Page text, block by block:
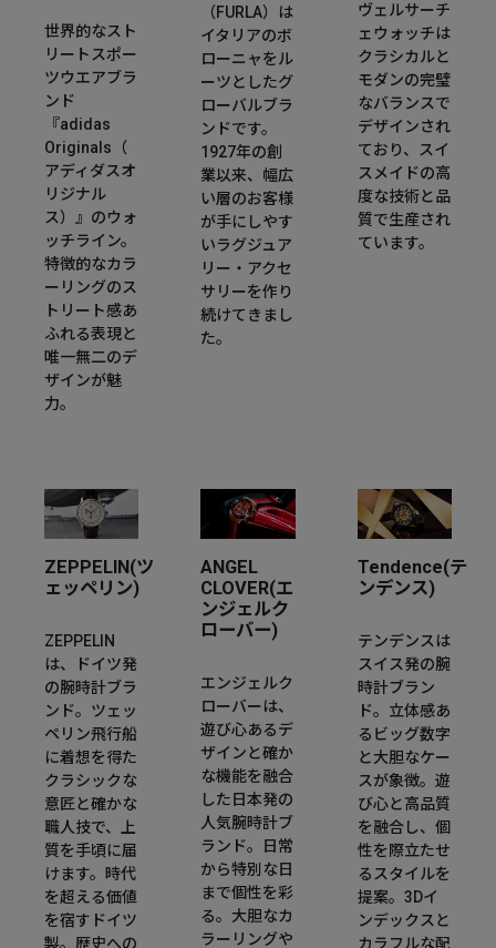
世界的なスト
リートスポー
ツウエアブラ
ンド
『adidas
Originals（
アディダスオ
リジナル
ス）』のウォ
ッチライン。
特徴的なカラ
ーリングのス
トリート感あ
ふれる表現と
唯一無二のデ
ザインが魅
力。
（FURLA）は
イタリアのボ
ローニャをル
ーツとしたグ
ローバルブラ
ンドです。
1927年の創
業以来、幅広
い層のお客様
が手にしやす
いラグジュア
リー・アクセ
サリーを作り
続けてきまし
た。
ヴェルサーチ
ェウォッチは
クラシカルと
モダンの完璧
なバランスで
デザインされ
ており、スイ
スメイドの高
度な技術と品
質で生産され
ています。​
ZEPPELIN(ツ
ェッペリン)
ZEPPELIN
は、ドイツ発
の腕時計ブラ
ンド。ツェッ
ペリン飛行船
に着想を得た
クラシックな
意匠と確かな
職人技で、上
質を手頃に届
けます。時代
を超える価値
を宿すドイツ
製。歴史への
ANGEL
CLOVER(エ
ンジェルク
ローバー)
エンジェルク
ローバーは、
遊び心あるデ
ザインと確か
な機能を融合
した日本発の
人気腕時計ブ
ランド。日常
から特別な日
まで個性を彩
る。大胆なカ
ラーリングや
Tendence(テ
ンデンス)
テンデンスは
スイス発の腕
時計ブラン
ド。立体感あ
るビッグ数字
と大胆なケー
スが象徴。遊
び心と高品質
を融合し、個
性を際立たせ
るスタイルを
提案。3Dイ
ンデックスと
カラフルな配